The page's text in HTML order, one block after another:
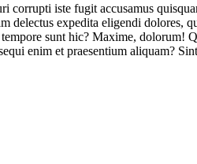
iste fugit accusamus
delectus expedita eligendi dolores,
sunt hic? Maxime, dolorum!
enim et praesentium aliquam?